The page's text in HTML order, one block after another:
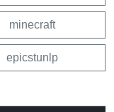
minecraft
epicstunlp